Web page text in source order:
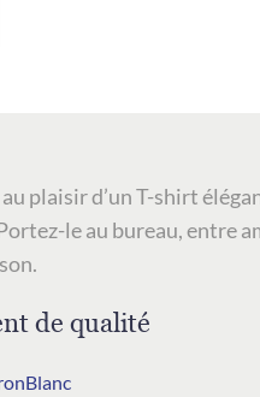
plaisir d’un T-shirt
le au bureau, entre
de qualité